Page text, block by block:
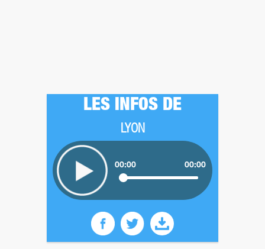
LES INFOS DE
LYON
00:00 00:00